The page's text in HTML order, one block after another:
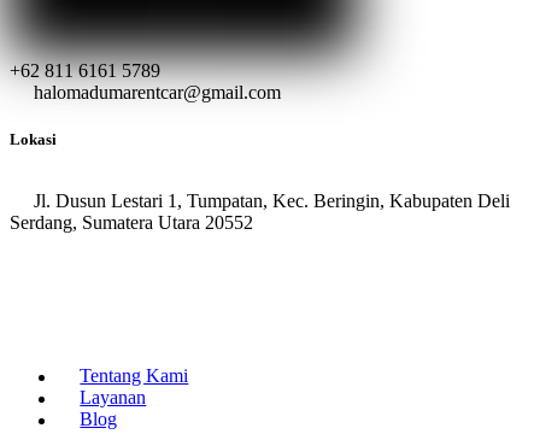
+62 811 6161 5789
halomadumarentcar@gmail.com
Lokasi
Jl. Dusun Lestari 1, Tumpatan, Kec. Beringin, Kabupaten Deli
Serdang, Sumatera Utara 20552
Tentang Kami
Layanan
Blog